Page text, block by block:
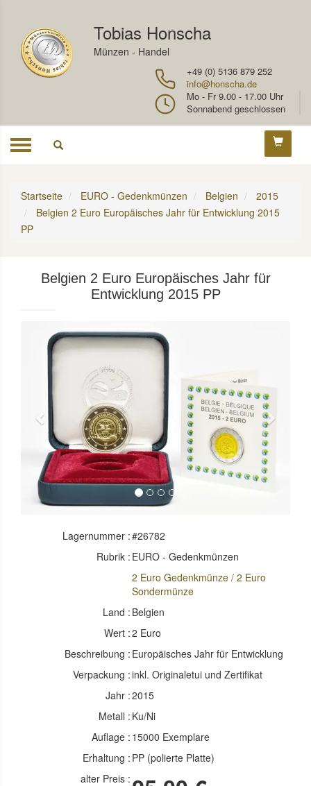
Tobias Honscha
Münzen - Handel
+49 (0) 5136 879 252
info@honscha.de
Mo - Fr 9.00 - 17.00 Uhr
Sonnabend geschlossen
Toggle
Startseite EURO - Gedenkmünzen Belgien
2015
Belgien 2 Euro Europäisches Jahr für Entwicklung 2015
PP
Belgien 2 Euro Europäisches Jahr für
Entwicklung 2015 PP
Previous Next
Lagernummer :#26782
Rubrik : EURO - Gedenkmünzen
2 Euro Gedenkmünze / 2 Euro
Sondermünze
Land : Belgien
Wert :2 Euro
Beschreibung : Europäisches Jahr für Entwicklung
Verpackung :inkl. Originaletui und Zertifikat
Jahr :2015
Metall : Ku/Ni
Auflage : 15000 Exemplare
Erhaltung : PP (polierte Platte)
alter Preis :